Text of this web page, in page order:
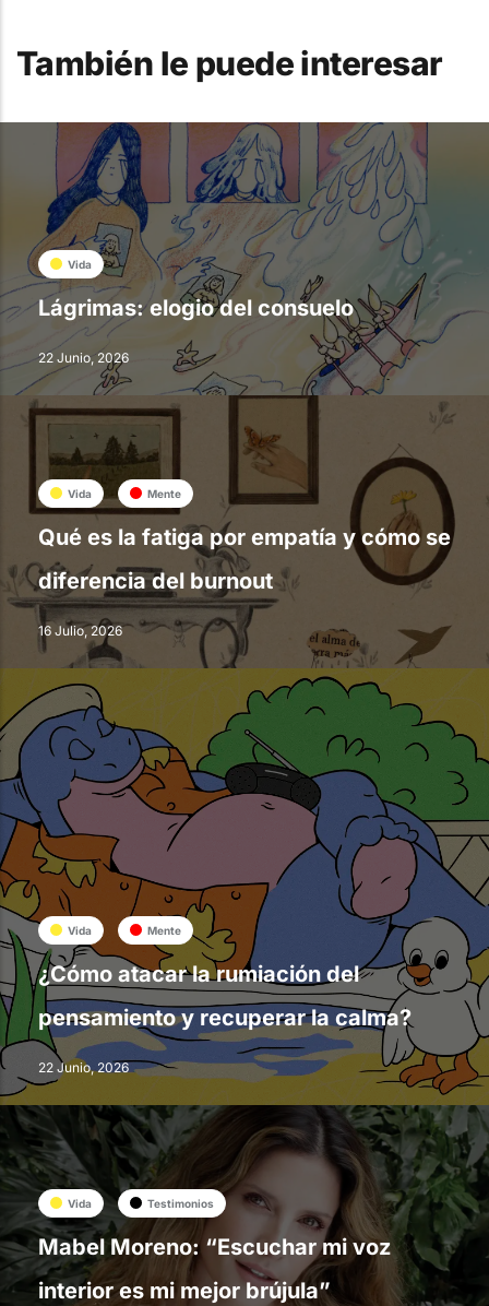
También le puede interesar
Vida
Lágrimas: elogio del consuelo
22 Junio, 2026
Vida Mente
Qué es la fatiga por empatía y cómo se
diferencia del burnout
16 Julio, 2026
Vida Mente
¿Cómo atacar la rumiación del
pensamiento y recuperar la calma?
22 Junio, 2026
Vida Testimonios
Mabel Moreno: “Escuchar mi voz
interior es mi mejor brújula”